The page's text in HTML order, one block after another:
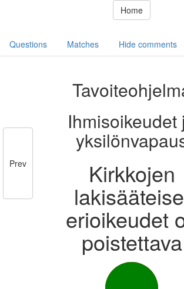
Home
Questions Matches Hide comments
Prev
Ihmisoikeudet
Kirkkojen
erioikeudet
poistettava